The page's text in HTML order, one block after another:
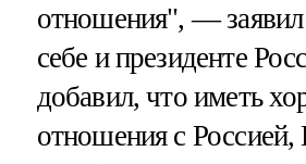
отношения", —
себе и президенте
добавил, что иметь
отношения с Россией,